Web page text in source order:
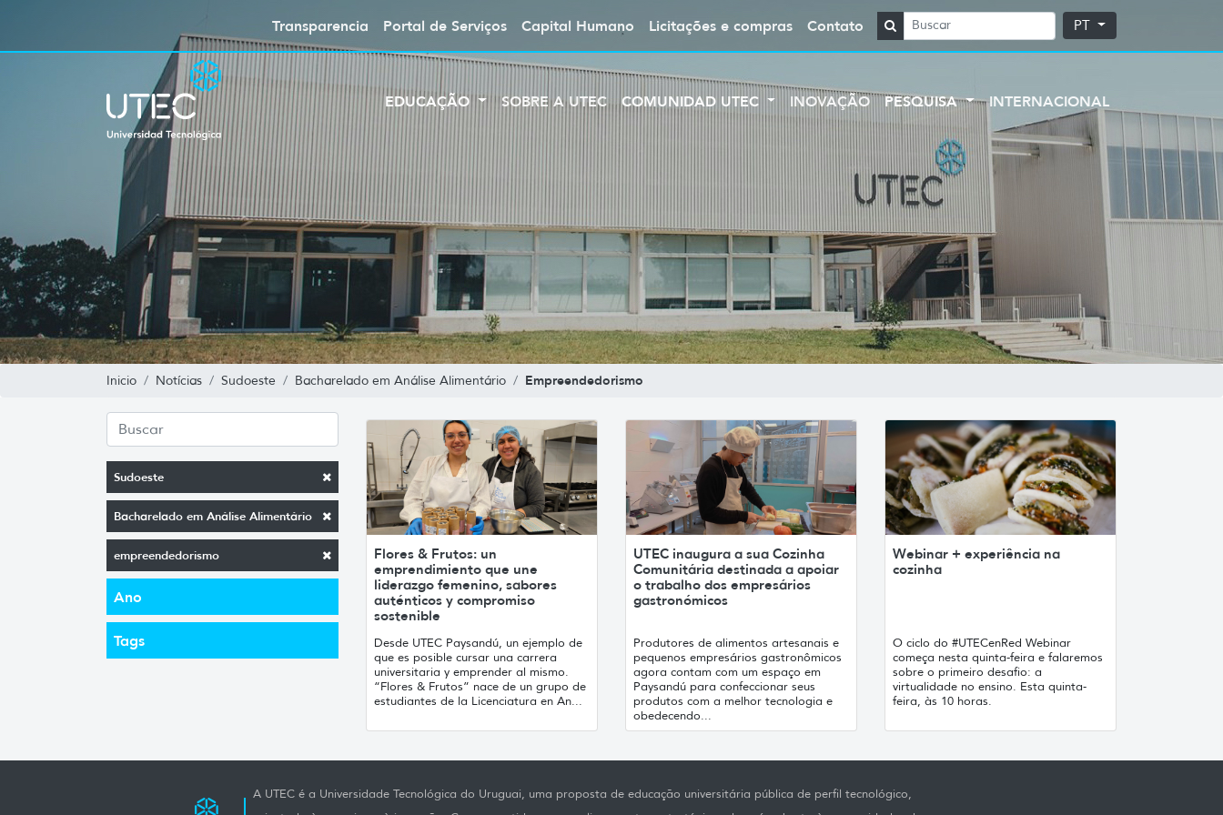
Transparencia Portal de Serviços Capital Humano Licitações e compras Contato PT
EDUCAÇÃO SOBRE A UTEC COMUNIDAD UTEC INOVAÇÃO PESQUISA INTERNACIONAL
Inicio Notícias Sudoeste Bacharelado em Análise Alimentário Empreendedorismo
Sudoeste
Bacharelado em Análise Alimentário
empreendedorismo
Ano
Tags
Flores & Frutos: un
emprendimiento que une
liderazgo femenino, sabores
auténticos y compromiso
sostenible
Desde UTEC Paysandú, un ejemplo de
que es posible cursar una carrera
universitaria y emprender al mismo.
“Flores & Frutos” nace de un grupo de
estudiantes de la Licenciatura en An...
UTEC inaugura a sua Cozinha
Comunitária destinada a apoiar
o trabalho dos empresários
gastronómicos
Produtores de alimentos artesanais e
pequenos empresários gastronômicos
agora contam com um espaço em
Paysandú para confeccionar seus
produtos com a melhor tecnologia e
obedecendo...
Webinar + experiência na
cozinha
O ciclo do #UTECenRed Webinar
começa nesta quinta-feira e falaremos
sobre o primeiro desafio: a
virtualidade no ensino. Esta quinta-
feira, às 10 horas.
A UTEC é a Universidade Tecnológica do Uruguai, uma proposta de educação universitária pública de perfil tecnológico,